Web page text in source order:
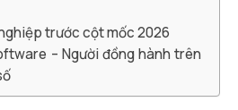
trước cột mốc 2026
– Người đồng hành trên